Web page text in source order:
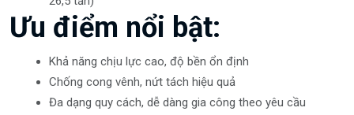
Ưu điểm nổi bật:
Khả năng chịu lực cao, độ bền ổn định
Chống cong vênh, nứt tách hiệu quả
Đa dạng quy cách, dễ dàng gia công theo yêu cầu